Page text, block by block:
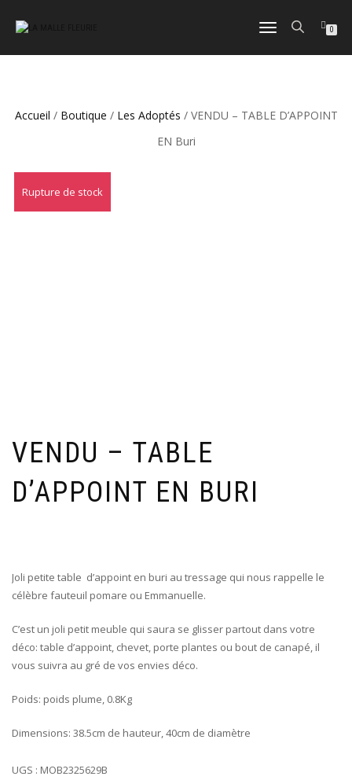
DÉPLIER
NAVIGATION
0
Accueil / Boutique / Les Adoptés / VENDU – TABLE D’APPOINT
EN Buri
Rupture de stock
VENDU – TABLE
D’APPOINT EN BURI
Joli petite table d’appoint en buri au tressage qui nous rappelle le
célèbre fauteuil pomare ou Emmanuelle.
C’est un joli petit meuble qui saura se glisser partout dans votre
déco: table d’appoint, chevet, porte plantes ou bout de canapé, il
vous suivra au gré de vos envies déco.
Poids: poids plume, 0.8Kg
Dimensions: 38.5cm de hauteur, 40cm de diamètre
UGS : MOB2325629B